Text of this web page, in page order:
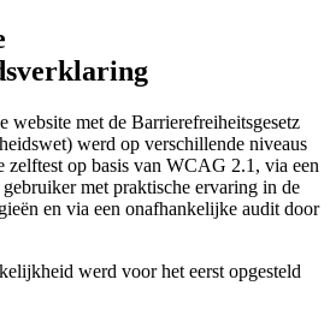
website met de Barrierefreiheitsgesetz
werd op verschillende niveaus
zelftest op basis van WCAG 2.1, via een
met praktische ervaring in de
en via een onafhankelijke audit door
werd voor het eerst opgesteld